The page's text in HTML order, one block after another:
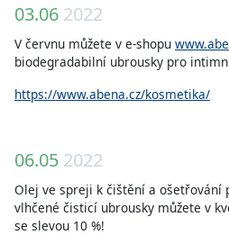
03.06 2022
V červnu můžete v e-shopu
biodegradabilní ubrousky pro
https://www.abena.cz/kosmetika/
06.05 2022
Olej ve spreji k čištění a ošetřování
vlhčené čisticí ubrousky můžete v
se slevou 10 %!